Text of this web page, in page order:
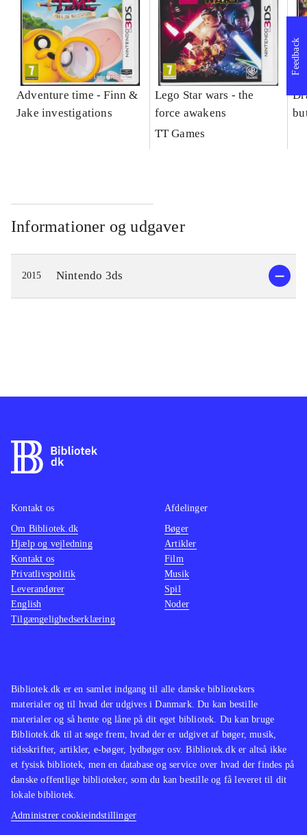
Adventure time - Finn &
Jake investigations
Lego Star wars - the
force awakens
TT Games
Informationer og udgaver
2015 Nintendo 3ds
Feedback
Bibliotek.dk er en samlet indgang til alle danske bibliotekers
materialer og til hvad der udgives i Danmark. Du kan bestille
materialer og så hente og låne på dit eget bibliotek. Du kan bruge
Bibliotek.dk til at søge frem, hvad der er udgivet af bøger, musik,
tidsskrifter, artikler, e-bøger, lydbøger osv. Bibliotek.dk er altså ikke
et fysisk bibliotek, men en database og service over hvad der findes på
danske offentlige biblioteker, som du kan bestille og få leveret til dit
lokale bibliotek.
Administrer cookieindstillinger
Kontakt os
Om Bibliotek.dk
Hjælp og vejledning
Kontakt os
Privatlivspolitik
Leverandører
English
Tilgængelighedserklæring
Afdelinger
Bøger
Artikler
Film
Musik
Spil
Noder